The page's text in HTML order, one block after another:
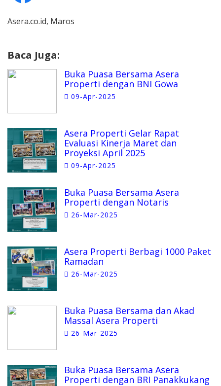
Asera.co.id, Maros
Baca Juga:
Buka Puasa Bersama Asera
Properti dengan BNI Gowa
09-Apr-2025
Asera Properti Gelar Rapat
Evaluasi Kinerja Maret dan
Proyeksi April 2025
09-Apr-2025
Buka Puasa Bersama Asera
Properti dengan Notaris
26-Mar-2025
Asera Properti Berbagi 1000 Paket
Ramadan
26-Mar-2025
Buka Puasa Bersama dan Akad
Massal Asera Properti
26-Mar-2025
Buka Puasa Bersama Asera
Properti dengan BRI Panakkukang